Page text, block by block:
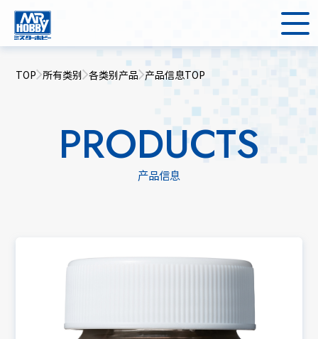
TOP 所有类别 各类别产品 产品信息TOP
PRODUCTS
产品信息